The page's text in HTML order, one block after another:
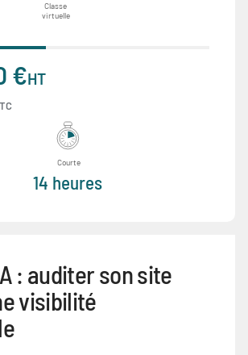
Classe
virtuelle
€HT
Courte
14 heures
: auditer son site
visibilité